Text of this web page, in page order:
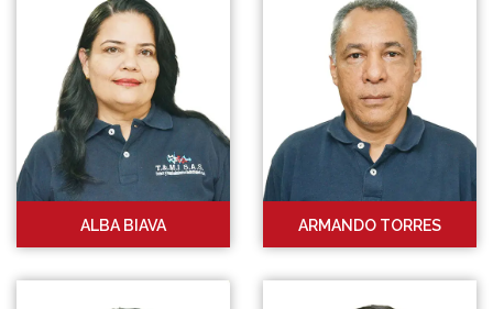
ALBA BIAVA ARMANDO TORRES